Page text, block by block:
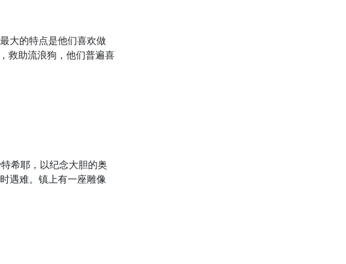
大的特点是他们喜欢做
救助流浪狗，他们普遍喜
希耶，以纪念大胆的奥
遇难。镇上有一座雕像